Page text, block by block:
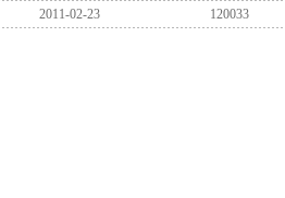
2011-02-23 120033